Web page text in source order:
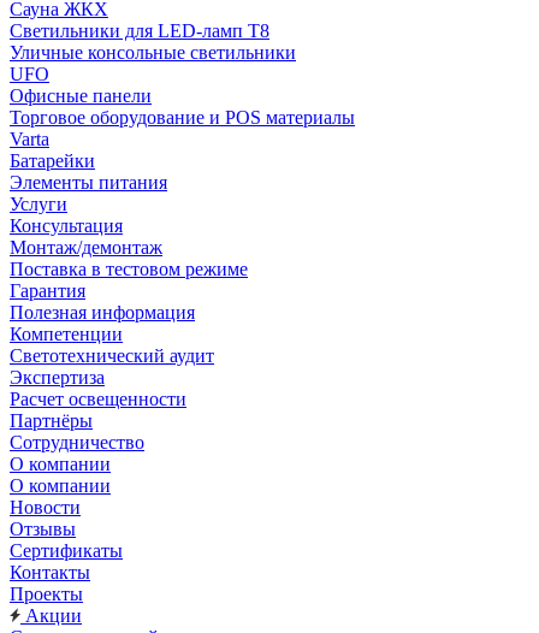
Сауна ЖКХ
Светильники для LED-ламп T8
Уличные консольные светильники
UFO
Офисные панели
Торговое оборудование и POS материалы
Varta
Батарейки
Элементы питания
Услуги
Консультация
Монтаж/демонтаж
Поставка в тестовом режиме
Гарантия
Полезная информация
Компетенции
Светотехнический аудит
Экспертиза
Расчет освещенности
Партнёры
Cотрудничество
О компании
О компании
Новости
Отзывы
Сертификаты
Контакты
Проекты
Акции